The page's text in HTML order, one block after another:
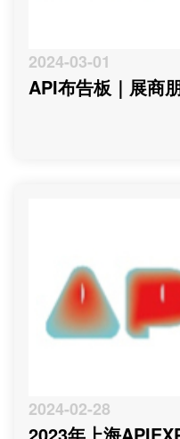
2024-03-01
API布告板｜展商
2024-02-28